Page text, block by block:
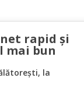
rapid și
mai bun
la